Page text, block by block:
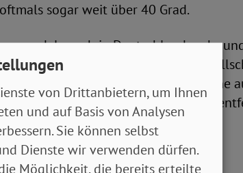
sogar weit über 40 Grad.
auch in Deutschland mehr
Menschen als auch für die
hat unter anderem Hitzeaktionspläne
der flächendeckenden Umsetzung
die Politik
von Drittanbietern, um Ihnen
und auf Basis von Analysen
Sie können selbst
Dienste wir verwenden dürfen.
Möglichkeit, die bereits erteilte